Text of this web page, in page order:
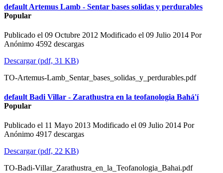
default Artemus Lamb - Sentar bases solidas y perdurables
Popular
Publicado el 09 Octubre 2012 Modificado el 09 Julio 2014 Por
Anónimo 4592 descargas
Descargar(pdf, 31 KB)
TO-Artemus-Lamb_Sentar_bases_solidas_y_perdurables.pdf
default Badi Villar - Zarathustra en la teofanologia Bahá'í
Popular
Publicado el 11 Mayo 2013 Modificado el 09 Julio 2014 Por
Anónimo 4917 descargas
Descargar(pdf, 22 KB)
TO-Badi-Villar_Zarathustra_en_la_Teofanologia_Bahai.pdf